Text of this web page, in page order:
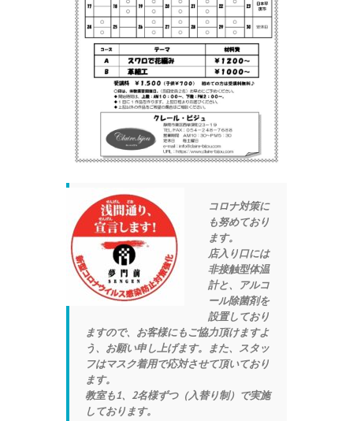
コロナ対策に
も努めており
ます。
店入り口には
非接触型体温
計と、アルコ
ール除菌剤を
設置しており
ますので、お客様にもご協力頂けますよ
う、お願い申し上げます。また、スタッ
フはマスク着用で応対させて頂いており
ます。
教室も1、2名様ずつ（入替り制）で実施
しております。